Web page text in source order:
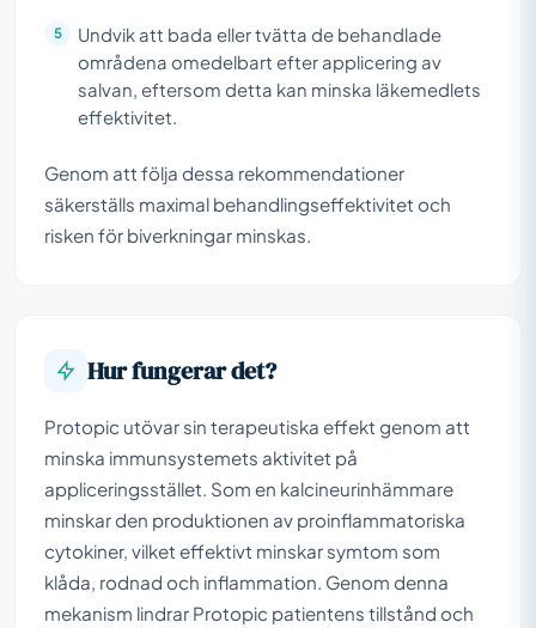
Undvik att bada eller tvätta de behandlade
områdena omedelbart efter applicering av
salvan, eftersom detta kan minska läkemedlets
effektivitet.
Genom att följa dessa rekommendationer
säkerställs maximal behandlingseffektivitet och
risken för biverkningar minskas.
Hur fungerar det?
Protopic utövar sin terapeutiska effekt genom att
minska immunsystemets aktivitet på
appliceringsstället. Som en kalcineurinhämmare
minskar den produktionen av proinflammatoriska
cytokiner, vilket effektivt minskar symtom som
klåda, rodnad och inflammation. Genom denna
mekanism lindrar Protopic patientens tillstånd och